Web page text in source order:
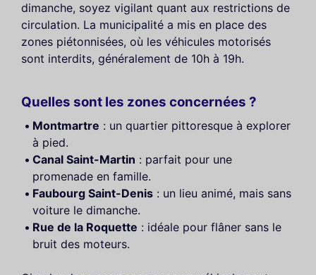
dimanche, soyez vigilant quant aux restrictions de
circulation. La municipalité a mis en place des
zones piétonnisées, où les véhicules motorisés
sont interdits, généralement de 10h à 19h.
Quelles sont les zones concernées ?
Montmartre : un quartier pittoresque à explorer
à pied.
Canal Saint-Martin : parfait pour une
promenade en famille.
Faubourg Saint-Denis : un lieu animé, mais sans
voiture le dimanche.
Rue de la Roquette : idéale pour flâner sans le
bruit des moteurs.